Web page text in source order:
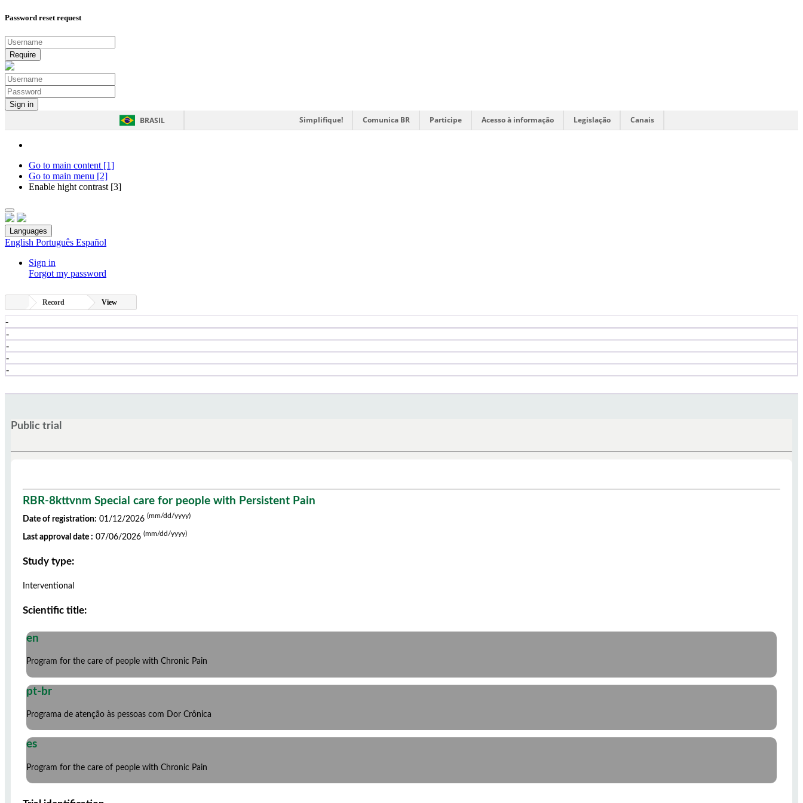
Password reset request
BRASIL Simplifique! Comunica BR Participe Acesso à informação Legislação Canais
Go to main content [1]
Go to main menu [2]
Enable hight contrast [3]
Languages
English Português Español
Sign in
Forgot my password
Record View
-
-
-
-
-
Public trial
RBR-8kttvnm Special care for people with Persistent Pain
Date of registration: 01/12/2026 (mm/dd/yyyy)
Last approval date : 07/06/2026 (mm/dd/yyyy)
Study type:
Interventional
Scientific title:
en
Program for the care of people with Chronic Pain
pt-br
Programa de atenção às pessoas com Dor Crônica
es
Program for the care of people with Chronic Pain